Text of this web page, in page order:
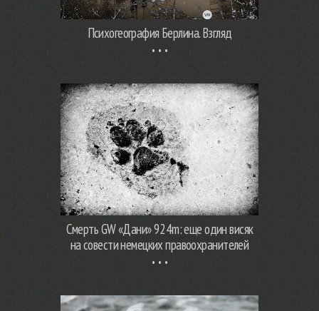
Психогеография Берлина. Взгляд
Смерть GW «Дани» 924m: еще один висяк
на совести немецких правоохранителей